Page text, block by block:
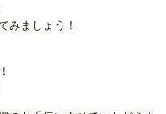
みましょう！